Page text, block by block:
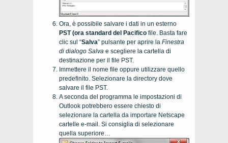
Ora, è possibile salvare i dati in un esterno
PST (ora standard del Pacifico file. Basta fare
clic sul “Salva” pulsante per aprire la Finestra
di dialogo Salva e scegliere la cartella di
destinazione per il file PST.
Immettere il nome file oppure utilizzare quello
predefinito. Selezionare la directory dove
salvare il file PST.
A seconda del programma le impostazioni di
Outlook potrebbero essere chiesto di
selezionare la cartella da importare Netscape
cartelle e-mail. Si consiglia di selezionare
quella superiore…